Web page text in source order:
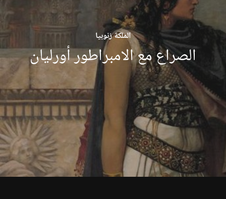
للمجموعة
الملكة زنوبيا
الصراع مع الامبراطور أورليان